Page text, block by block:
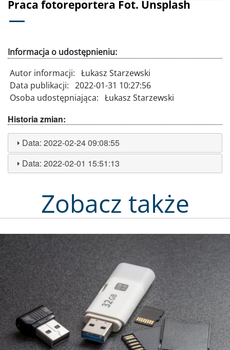
Praca fotoreportera Fot. Unsplash
Informacja o udostępnieniu:
Autor informacji: Łukasz Starzewski
Data publikacji: 2022-01-31 10:27:56
Osoba udostępniająca: Łukasz Starzewski
Historia zmian:
Data:2022-02-24 09:08:55
Data:2022-02-01 15:51:13
Zobacz także